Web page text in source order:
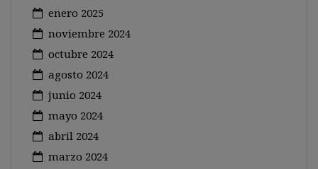
enero 2025
noviembre 2024
octubre 2024
agosto 2024
junio 2024
mayo 2024
abril 2024
marzo 2024